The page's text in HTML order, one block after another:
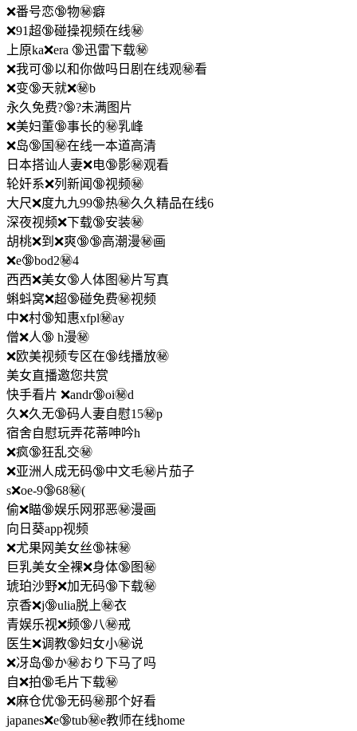
❌番号恋🔞物㊙️癖
❌91超🔞碰操视频在线㊙️
上原ka❌era 🔞迅雷下载㊙️
❌我可🔞以和你做吗日剧在线观㊙️看
❌变🔞天就❌㊙️b
永久免费?🔞?未满图片
❌美妇董🔞事长的㊙️乳峰
❌岛🔞国㊙️在线一本道高清
日本搭讪人妻❌电🔞影㊙️观看
轮奸系❌列新闻🔞视频㊙️
大尺❌度九九99🔞热㊙️久久精品在线6
深夜视频❌下载🔞安装㊙️
胡桃❌到❌爽🔞🔞高潮漫㊙️画
❌e🔞bod2㊙️4
西西❌美女🔞人体图㊙️片写真
蝌蚪窝❌超🔞碰免费㊙️视频
中❌村🔞知惠xfpl㊙️ay
僧❌人🔞 h漫㊙️
❌欧美视频专区在🔞线播放㊙️
美女直播邀您共赏
快手看片 ❌andr🔞oi㊙️d
久❌久无🔞码人妻自慰15㊙️p
宿舍自慰玩弄花蒂呻吟h
❌疯🔞狂乱交㊙️
❌亚洲人成无码🔞中文毛㊙️片茄子
s❌oe-9🔞68㊙️(
偷❌瞄🔞娱乐网邪恶㊙️漫画
向日葵app视频
❌尤果网美女丝🔞袜㊙️
巨乳美女全裸❌身体🔞图㊙️
琥珀沙野❌加无码🔞下载㊙️
京香❌j🔞ulia脱上㊙️衣
青娱乐视❌频🔞八㊙️戒
医生❌调教🔞妇女小㊙️说
❌冴岛🔞か㊙️おり下马了吗
自❌拍🔞毛片下载㊙️
❌麻仓优🔞无码㊙️那个好看
japanes❌e🔞tub㊙️e教师在线home